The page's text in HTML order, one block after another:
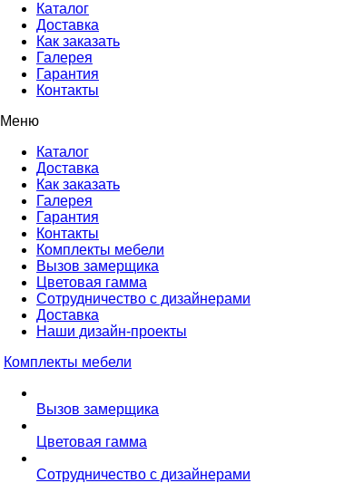
Каталог
Доставка
Как заказать
Галерея
Гарантия
Контакты
Меню
Каталог
Доставка
Как заказать
Галерея
Гарантия
Контакты
Комплекты мебели
Вызов замерщика
Цветовая гамма
Сотрудничество с дизайнерами
Доставка
Наши дизайн-проекты
Комплекты мебели
Вызов замерщика
Цветовая гамма
Сотрудничество с дизайнерами